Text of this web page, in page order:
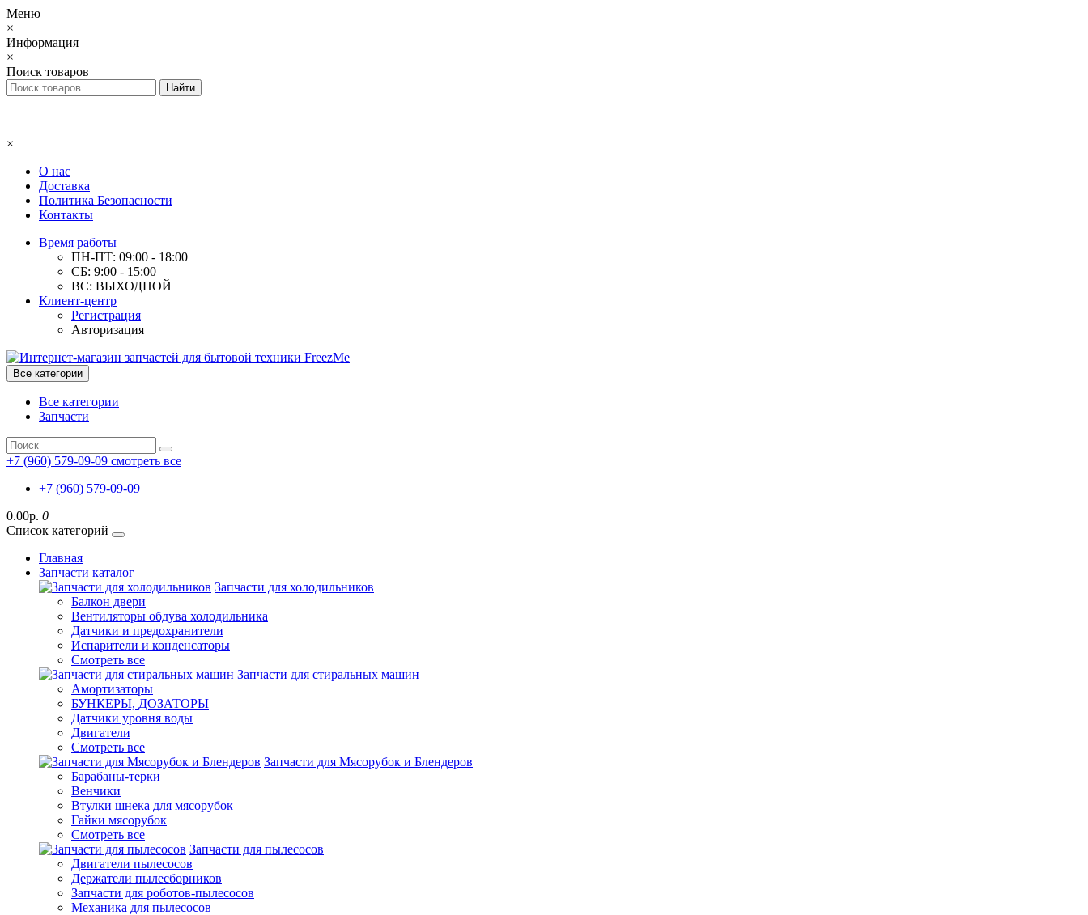
Меню
×
Информация
×
Поиск товаров
×
О нас
Доставка
Политика Безопасности
Контакты
Время работы
ПН-ПТ: 09:00 - 18:00
СБ: 9:00 - 15:00
ВС: ВЫХОДНОЙ
Клиент-центр
Регистрация
Авторизация
Все категории
Все категории
Запчасти
+7 (960) 579-09-09 смотреть все
+7 (960) 579-09-09
0.00р. 0
Список категорий
Главная
Запчасти каталог
Запчасти для холодильников
Балкон двери
Вентиляторы обдува холодильника
Датчики и предохранители
Испарители и конденсаторы
Смотреть все
Запчасти для стиральных машин
Амортизаторы
БУНКЕРЫ, ДОЗАТОРЫ
Датчики уровня воды
Двигатели
Смотреть все
Запчасти для Мясорубок и Блендеров
Барабаны-терки
Венчики
Втулки шнека для мясорубок
Гайки мясорубок
Смотреть все
Запчасти для пылесосов
Двигатели пылесосов
Держатели пылесборников
Запчасти для роботов-пылесосов
Механика для пылесосов